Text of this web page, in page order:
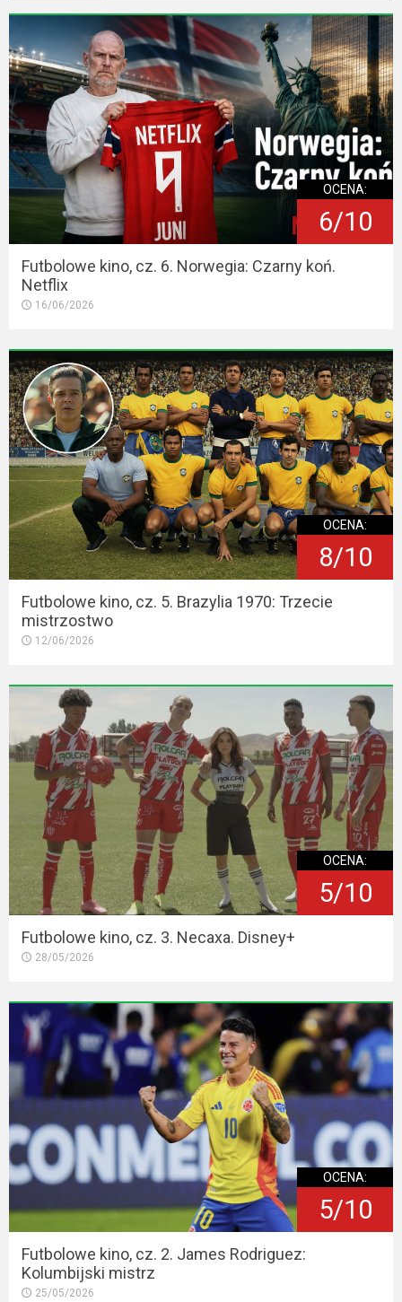
OCENA:
6/10
Futbolowe kino, cz. 6. Norwegia: Czarny koń.
Netflix
16/06/2026
OCENA:
8/10
Futbolowe kino, cz. 5. Brazylia 1970: Trzecie
mistrzostwo
12/06/2026
OCENA:
5/10
Futbolowe kino, cz. 3. Necaxa. Disney+
28/05/2026
OCENA:
5/10
Futbolowe kino, cz. 2. James Rodriguez:
Kolumbijski mistrz
25/05/2026